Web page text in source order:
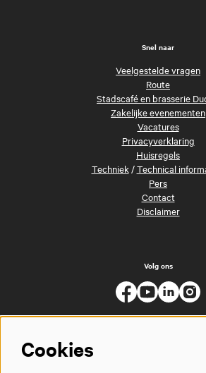
Snel naar
Veelgestelde vragen
Route
Stadscafé en brasserie
Zakelijke evenementen
Vacatures
Privacyverklaring
Huisregels
Techniek/Technical
Pers
Contact
Disclaimer
Volg ons
Cookies